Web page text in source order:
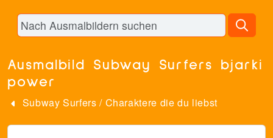
Ausmalbild Subway Surfers bjarki
power
Subway Surfers / Charaktere die du liebst